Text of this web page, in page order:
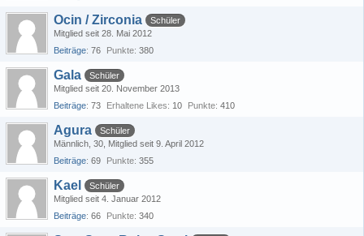
Ocin / Zirconia
Schüler
Mitglied seit 28. Mai 2012
Beiträge 76 Punkte 380
Gala
Schüler
Mitglied seit 20. November 2013
Beiträge 73 Erhaltene Likes 10 Punkte 410
Agura
Schüler
Männlich 30 Mitglied seit 9. April 2012
Beiträge 69 Punkte 355
Kael
Schüler
Mitglied seit 4. Januar 2012
Beiträge 66 Punkte 340